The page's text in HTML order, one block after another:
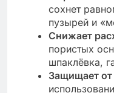
сохнет
пузырей и
Снижает
пористых
шпаклёвка,
Защищает от